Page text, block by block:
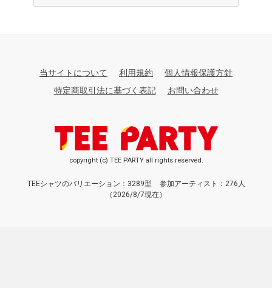
当サイトについて 利用規約
個人情報保護方針
特定商取引法に基づく表記
お問い合わせ
copyright (c) TEE PARTY all rights reserved.
TEEシャツのバリエーション：3289型
参加アーティスト：276人
（2026/8/7現在）